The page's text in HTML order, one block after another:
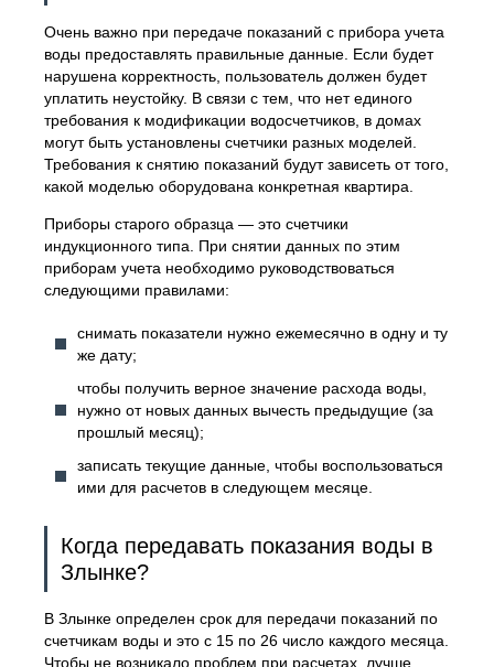
Очень важно при передаче показаний с прибора учета
воды предоставлять правильные данные. Если будет
нарушена корректность, пользователь должен будет
уплатить неустойку. В связи с тем, что нет единого
требования к модификации водосчетчиков, в домах
могут быть установлены счетчики разных моделей.
Требования к снятию показаний будут зависеть от того,
какой моделью оборудована конкретная квартира.
Приборы старого образца — это счетчики
индукционного типа. При снятии данных по этим
приборам учета необходимо руководствоваться
следующими правилами:
снимать показатели нужно ежемесячно в одну и ту
же дату;
чтобы получить верное значение расхода воды,
нужно от новых данных вычесть предыдущие (за
прошлый месяц);
записать текущие данные, чтобы воспользоваться
ими для расчетов в следующем месяце.
Когда передавать показания воды в
Злынке?
В Злынке определен срок для передачи показаний по
счетчикам воды и это с 15 по 26 число каждого месяца.
Чтобы не возникало проблем при расчетах, лучше